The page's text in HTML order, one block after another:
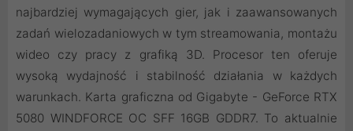
najbardziej wymagających gier, jak i zaawansowanych
zadań wielozadaniowych w tym streamowania, montażu
wideo czy pracy z grafiką 3D. Procesor ten oferuje
wysoką wydajność i stabilność działania w każdych
warunkach. Karta graficzna od Gigabyte - GeForce RTX
5080 WINDFORCE OC SFF 16GB GDDR7. To aktualnie